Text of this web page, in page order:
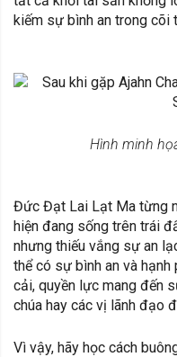
kiếm sự bình an trong cõi
Hình minh
Đức Đạt Lai Lạt Ma từng
hiện đang sống trên trái
nhưng thiếu vắng sự an
thể có sự bình an và hạnh
cải, quyền lực mang đến
chúa hay các vị lãnh đạo
Vì vậy, hãy học cách